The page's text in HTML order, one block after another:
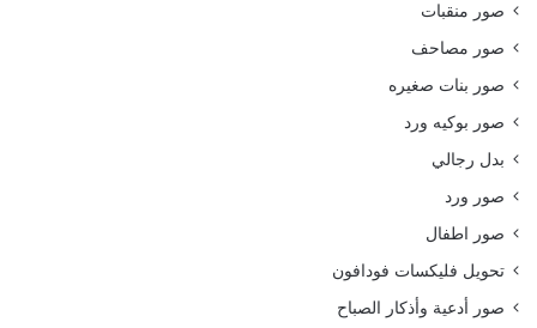
صور منقبات
صور مصاحف
صور بنات صغيره
صور بوكيه ورد
بدل رجالي
صور ورد
صور اطفال
تحويل فليكسات فودافون
صور أدعية وأذكار الصباح